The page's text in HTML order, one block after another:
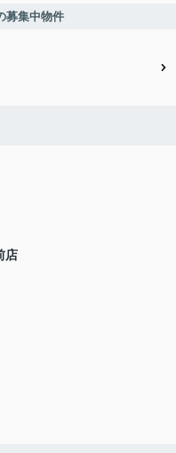
募集中物件
店